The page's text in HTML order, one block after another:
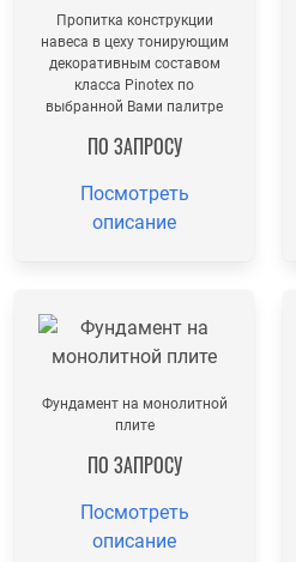
Пропитка конструкции
навеса в цеху тонирующим
декоративным составом
класса Pinotex по
выбранной Вами палитре
ПО ЗАПРОСУ
Посмотреть
описание
Фундамент на монолитной
плите
ПО ЗАПРОСУ
Посмотреть
описание